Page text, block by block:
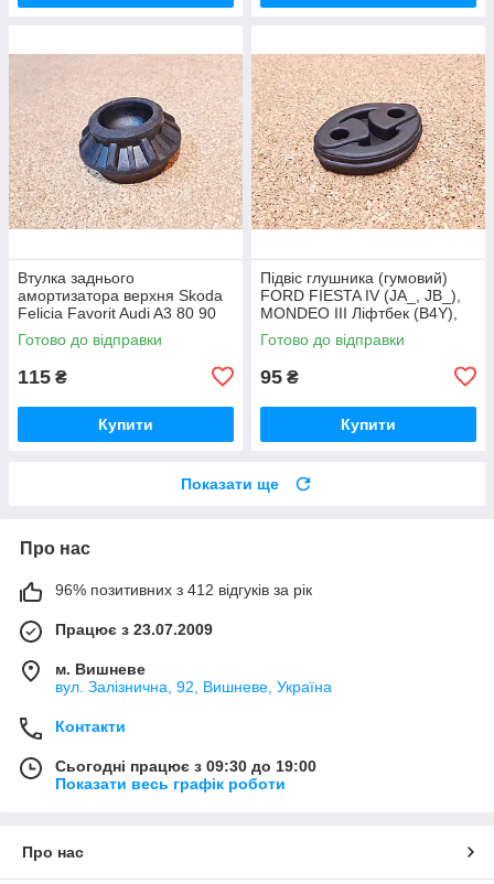
Втулка заднього
амортизатора верхня Skoda
Felicia Favorit Audi A3 80 90
Шкода Феліція Фелиция
Фаворит Ауді Ауди А3
Готово до відправки
115 ₴
Купити
Підвіс глушника (гумовий)
FORD FIESTA IV (JA_, JB_),
MONDEO III Ліфтбек (B4Y),
MONDEO III (B5Y)
Готово до відправки
95 ₴
Купити
Показати ще
Про нас
96% позитивних з 412 відгуків за рік
Працює з 23.07.2009
м. Вишневе
вул. Залізнична, 92, Вишневе, Україна
Контакти
Сьогодні працює з 09:30 до 19:00
Показати весь графік роботи
Про нас